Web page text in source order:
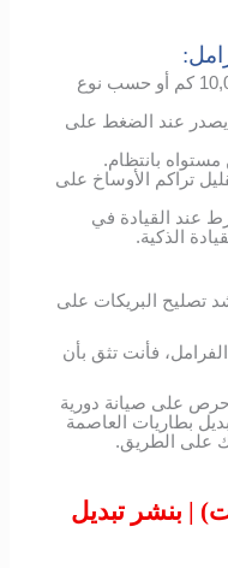
افحص وسائد الفرامل كل 10,000 كم أو حسب نوع
عند الضغط على
بانتظام.
تراكم الأوساخ على
عند القيادة في
الذكية.
تصليح البريكات على
فأنت تثق بأن
على صيانة دورية
بطاريات العاصمة
على الطريق.
| بنشر تبديل